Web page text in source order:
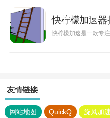
快柠檬加速器
快柠檬加速是一款专
友情链接
网站地图 QuickQ 旋风加